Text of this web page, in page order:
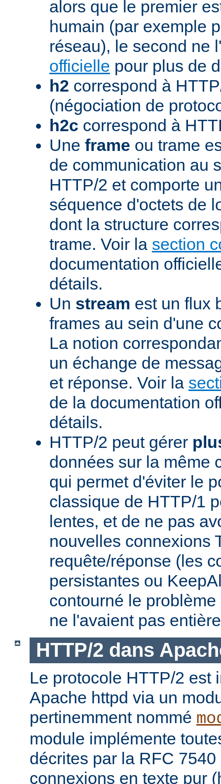
alors que le premier
humain (par exemple
réseau), le second ne
officielle pour plus de
h2 correspond à
(négociation de
h2c correspond à
Une frame ou trame
de communication au
HTTP/2 et comporte
séquence d'octets de
dont la structure
trame. Voir la section
documentation
détails.
Un stream est un flux
frames au sein d'une
La notion
un échange de
et réponse. Voir la
de la documentation
détails.
HTTP/2 peut gérer
données sur la même
qui permet d'éviter le
classique de HTTP/1
lentes, et de ne pas
nouvelles connexions
requête/réponse (les
persistantes ou
contourné le
ne l'avaient pas
HTTP/2 dans
Le protocole HTTP/2 est
Apache httpd via un
pertinemment nommé
module implémente
décrites par la RFC
connexions en texte pur